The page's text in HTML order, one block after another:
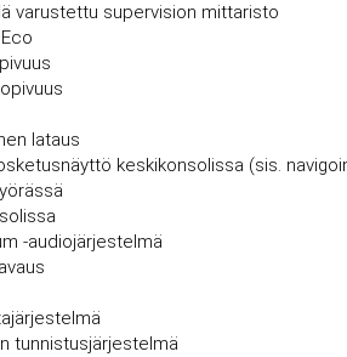
varustettu supervision mittaristo
lataus
keskikonsolissa (sis.
-audiojärjestelmä
tunnistusjärjestelmä